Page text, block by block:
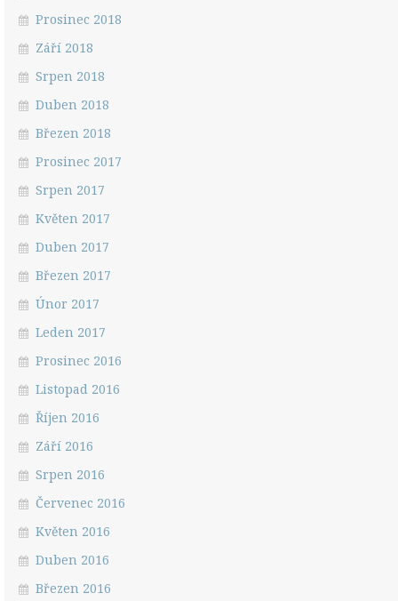
Prosinec 2018
Září 2018
Srpen 2018
Duben 2018
Březen 2018
Prosinec 2017
Srpen 2017
Květen 2017
Duben 2017
Březen 2017
Únor 2017
Leden 2017
Prosinec 2016
Listopad 2016
Říjen 2016
Září 2016
Srpen 2016
Červenec 2016
Květen 2016
Duben 2016
Březen 2016